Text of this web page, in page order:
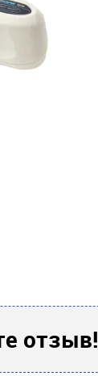
отзыв!